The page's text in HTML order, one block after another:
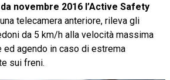
novembre 2016 l’Active Safety
telecamera anteriore, rileva gli
da 5 km/h alla velocità massima
ed agendo in caso di estrema
sui freni.